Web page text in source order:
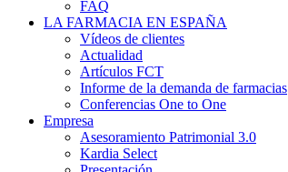
FAQ
LA FARMACIA EN ESPAÑA
Vídeos de clientes
Actualidad
Artículos FCT
Informe de la demanda de farmacias
Conferencias One to One
Empresa
Asesoramiento Patrimonial 3.0
Kardia Select